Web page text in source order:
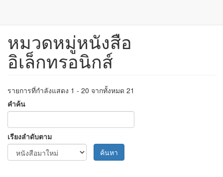
ข้าม
เนื้อหา
หมวดหมู่หนังสือ
อิเล็กทรอนิกส์
รายการที่กำลังแสดง 1 - 20 จากทั้งหมด 21
คำค้น
เรียงลำดับตาม
ค้นหา